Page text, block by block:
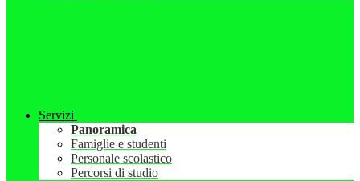
Servizi
Panoramica
Famiglie e studenti
Personale scolastico
Percorsi di studio